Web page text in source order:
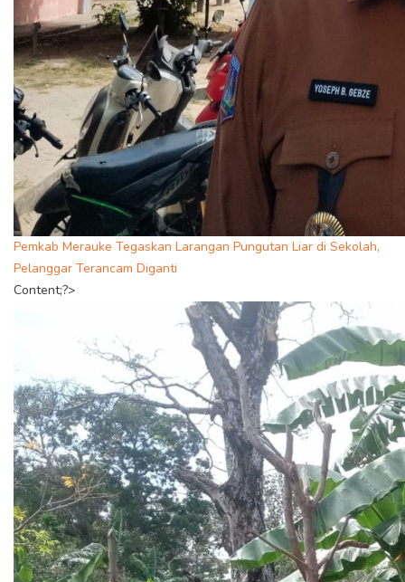
Pemkab Merauke Tegaskan Larangan Pungutan Liar di Sekolah,
Pelanggar Terancam Diganti
Content;?>